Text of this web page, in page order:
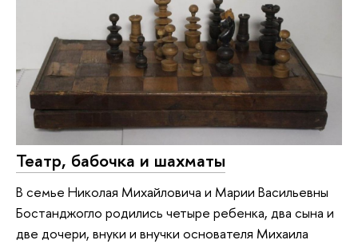
Театр, бабочка и шахматы
В семье Николая Михайловича и Марии Васильевны
Бостанджогло родились четыре ребенка, два сына и
две дочери, внуки и внучки основателя Михаила